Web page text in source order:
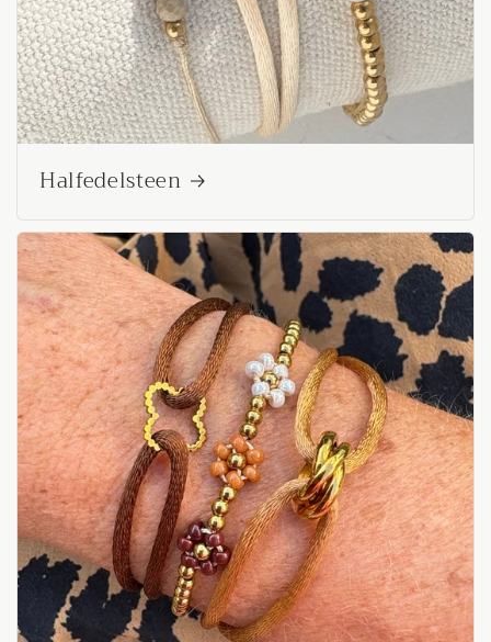
Halfedelsteen